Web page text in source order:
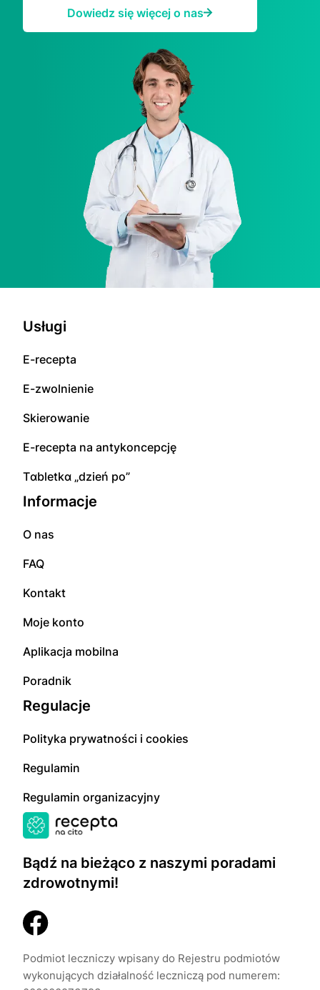
Dowiedz się więcej o nas
Bądź na bieżąco z naszymi poradami
zdrowotnymi!
Podmiot leczniczy wpisany do Rejestru podmiotów
wykonujących działalność leczniczą pod numerem:
Usługi
E-rесерta
E-zwolnienie
Skierowanie
E-rесерta na аntуkоnсерсję
Tɑbletkɑ „dzień po”
Informacje
O nas
FAQ
Kontakt
Moje konto
Aplikacja mobilna
Poradnik
Regulacje
Polityka prywatności i cookies
Regulamin
Regulamin organizacyjny